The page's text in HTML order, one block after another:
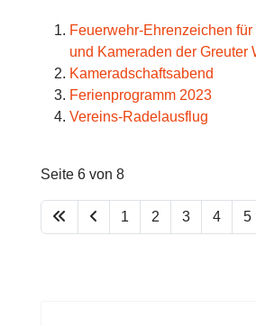
Feuerwehr-Ehrenzeichen
und Kameraden der Greuter
Kameradschaftsabend
Ferienprogramm 2023
Vereins-Radelausflug
Seite 6 von 8
1 2 3 4 5